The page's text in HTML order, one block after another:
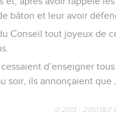
bâton et leur avoir
Conseil tout joyeux de
d’enseigner
soir, ils annonçaient que
© 2013 - 2010 BLF